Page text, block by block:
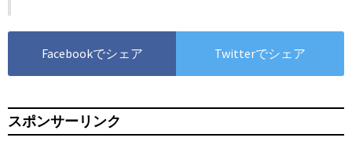
Facebookでシェア Twitterでシェア
スポンサーリンク